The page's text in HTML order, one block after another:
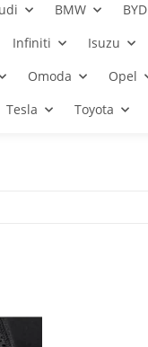
BMW BYD
Infiniti Isuzu
Omoda Opel
Tesla Toyota